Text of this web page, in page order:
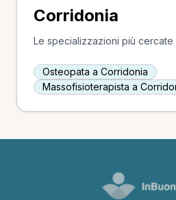
Corridonia
Le specializzazioni più cercate
Osteopata a Corridonia
Massofisioterapista a